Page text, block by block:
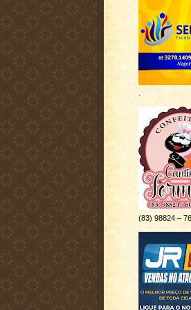
(83) 98824 –